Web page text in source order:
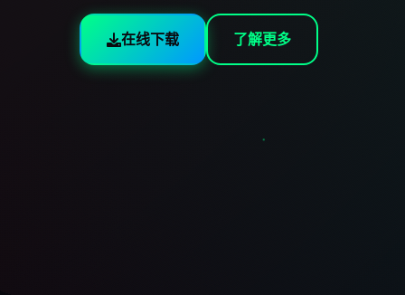
在线下载 了解更多